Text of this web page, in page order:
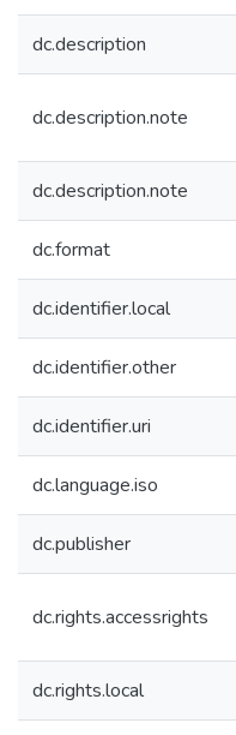
dc.description
dc.description.note
dc.description.note
dc.format
dc.identifier.local
dc.identifier.other
dc.identifier.uri
dc.language.iso
dc.publisher
dc.rights.accessrights
dc.rights.local